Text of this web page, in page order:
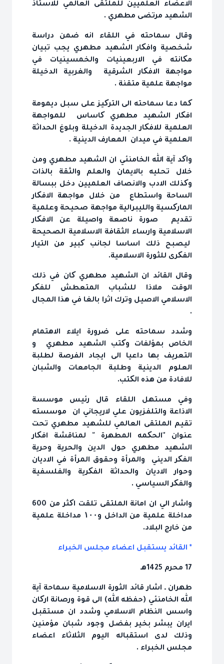
الاعضاء العلميين للملتقى العالمي للاستاذ
الشهيد مرتضى مطهري .
وقال سماحته في اللقاء انه ضمن دراسة
شخصية وافکار الشهيد مطهري يجب تبيان
مکانته في الاربعينيات والخمسينيات في
مواجهة الافکار الشرقية والغربية الدخيلة
مواجهة علمية متقنة .
کما دعا سماحته الى الترکيز على سبل ديمومة
افکار الشهيد مطهري کاساس للمواجهة
العلمية للافکار الجديدة الدخيلة وبلوغ الحداثة
العلمية في ميدان المعارف الدينية .
واکد آية الله الخامنئي ان الشهيد مطهري ومن
خلال تحليه بالايمان والعلم والثقة بالذات
وکذلك الادب والانصاف العلميين دخل ببسالة
الساحة واستطاع من خلال مواجهة الافکار
المارکسية والليبرالية مواجهة صحيحة وعلمية
تقديم صورة ناصعة واصيلة عن الافکار
الاسلامية وارساء الثقافة الاسلامية الصحيحة
ليصبح ذلك اساسا لجانب کبير من التيار
الفکرى للثورة الاسلامية.
وقال القائد ان الشهيد مطهري کان في ذلك
الوقت ملاذا للشباب المتعطش للفکر
الاسلامي الاصيل وترك اثرا بالغا في هذا المجال
.
وشدد سماحته على ضرورة ايلاء الاهتمام
الخاص بمؤلفات وکتب الشهيد مطهري و
التعريف بها داعيا الى ايجاد الفرصة لطلبة
العلوم الدينية وطلبة الجامعات والشبان
للافادة من هذه الکتب.
وفي مستهل اللقاء قال رئيس موسسة
الاذاعة والتلفزيون علي لاريجاني ان موسسته
تقيم الملتقى العالمي للشهيد مطهري تحت
عنوان "الحکمه المطهرة " لمناقشة افکار
الشهيد مطهري حول الدين والحرية وحرية
الفکر الديني والمرأة وحقوق المرأة في الاديان
وحوار الاديان والحداثة الفکرية والفلسفية
والفکر السياسي .
واشار الي ان امانة الملتقى تلقت اکثر من 600
مداخلة علمية من الداخل و۱۰۰ مداخلة علمية
من خارج البلاد.
* القائد يستقبل اعضاء مجلس الخبراء
17 محرم 1425هـ
طهران ـ اشار قائد الثورة الاسلامية سماحة آية
الله الخامنئي (حفظه الله) الى قوة ورصانة ارکان
واسس النظام الاسلامي وشدد ان مستقبل
ايران يبشر بخير بفضل وجود شبان مؤمنين
وذلك لدى استقباله اليوم الثلاثاء اعضاء
مجلس الخبراء .